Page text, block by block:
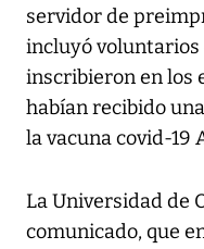
servidor de
incluyó voluntarios
inscribieron en los
habían recibido
la vacuna covid-19
La Universidad de
comunicado, que